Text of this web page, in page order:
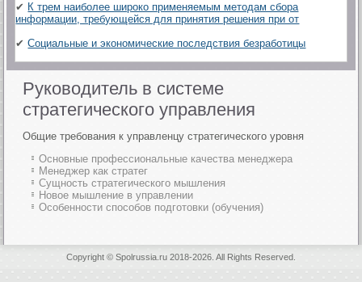
✔ К трем наиболее широко применяемым методам сбора
информации, требующейся для принятия решения при от
✔Социальные и экономические последствия безработицы
Руководитель в системе
стратегического управления
Общие требования к управленцу стратегического уровня
Основные профессиональные качества менеджера
Менеджер как стратег
Сущность стратегического мышления
Новое мышление в управлении
Особенности способов подготовки (обучения)
Copyright © Spolrussia.ru 2018-2026. All Rights Reserved.